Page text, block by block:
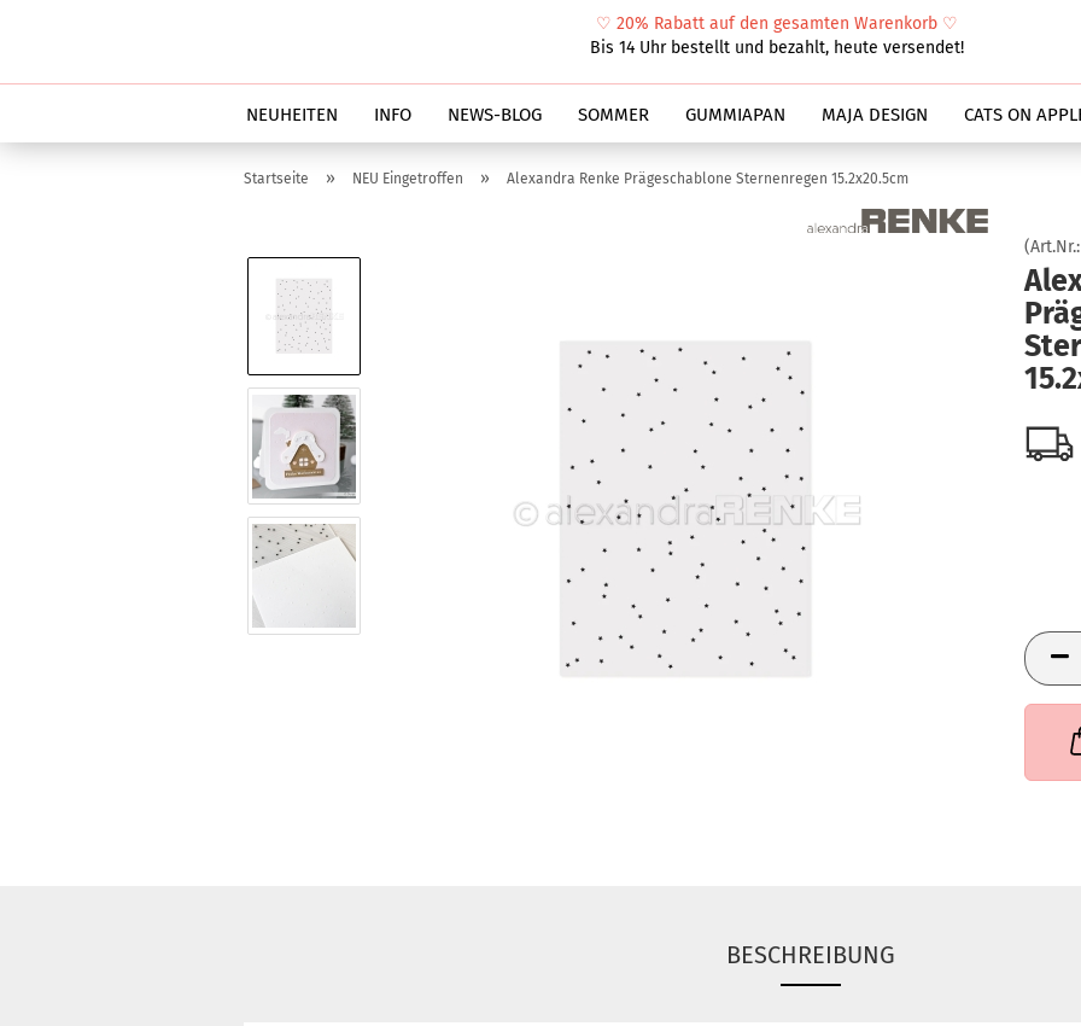
♡ 20% Rabatt auf den gesamten Warenkorb ♡
Bis 14 Uhr bestellt und bezahlt, heute versendet!
NEUHEITEN INFO NEWS-BLOG SOMMER GUMMIAPAN MAJA DESIGN CATS ON
Startseite » NEU Eingetroffen » Alexandra Renke Prägeschablone Sternenregen 15.2x20.5cm
BESCHREIBUNG